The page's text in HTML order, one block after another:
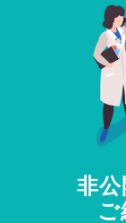
非
ご